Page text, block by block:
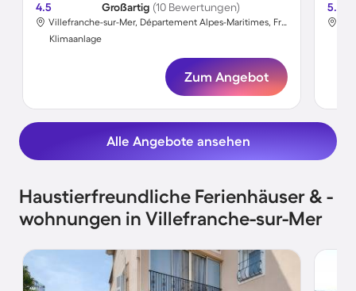
4.5 Großartig (10 Bewertungen)
Villefranche-sur-Mer, Département Alpes-Maritimes, Frankreich
Klimaanlage
Zum Angebot
5.0
Alle Angebote ansehen
Haustierfreundliche Ferienhäuser & -
wohnungen in Villefranche-sur-Mer